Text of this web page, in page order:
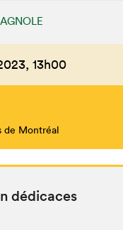
Que
13h00
de Montréal
dédicaces